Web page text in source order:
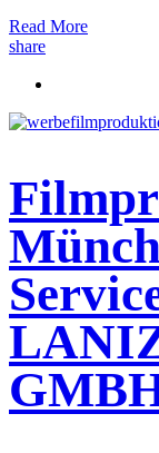
Read More
share